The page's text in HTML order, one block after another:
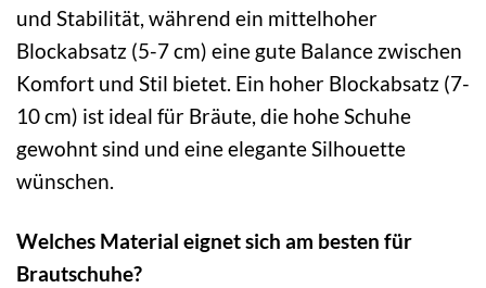
und Stabilität, während ein mittelhoher
Blockabsatz (5-7 cm) eine gute Balance zwischen
Komfort und Stil bietet. Ein hoher Blockabsatz (7-
10 cm) ist ideal für Bräute, die hohe Schuhe
gewohnt sind und eine elegante Silhouette
wünschen.
Welches Material eignet sich am besten für
Brautschuhe?